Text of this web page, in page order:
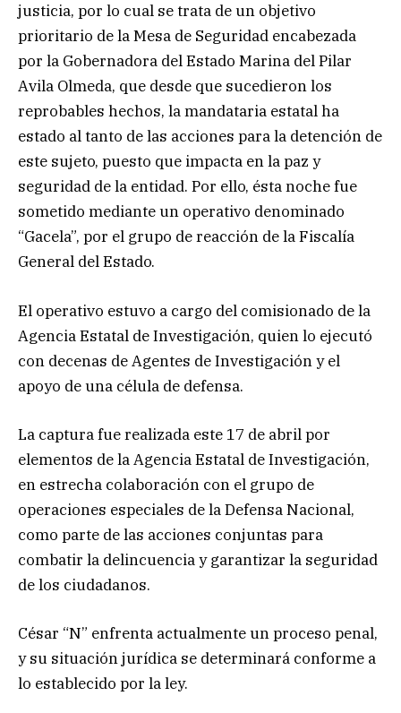
justicia, por lo cual se trata de un objetivo
prioritario de la Mesa de Seguridad encabezada
por la Gobernadora del Estado Marina del Pilar
Avila Olmeda, que desde que sucedieron los
reprobables hechos, la mandataria estatal ha
estado al tanto de las acciones para la detención de
este sujeto, puesto que impacta en la paz y
seguridad de la entidad. Por ello, ésta noche fue
sometido mediante un operativo denominado
“Gacela”, por el grupo de reacción de la Fiscalía
General del Estado.
El operativo estuvo a cargo del comisionado de la
Agencia Estatal de Investigación, quien lo ejecutó
con decenas de Agentes de Investigación y el
apoyo de una célula de defensa.
La captura fue realizada este 17 de abril por
elementos de la Agencia Estatal de Investigación,
en estrecha colaboración con el grupo de
operaciones especiales de la Defensa Nacional,
como parte de las acciones conjuntas para
combatir la delincuencia y garantizar la seguridad
de los ciudadanos.
César “N” enfrenta actualmente un proceso penal,
y su situación jurídica se determinará conforme a
lo establecido por la ley.